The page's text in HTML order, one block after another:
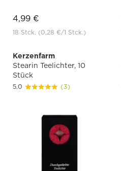
4,99 €
18 Stck. (0,28 €/1 Stck.)
Kerzenfarm
Stearin Teelichter, 10
Stück
5.0 (3)